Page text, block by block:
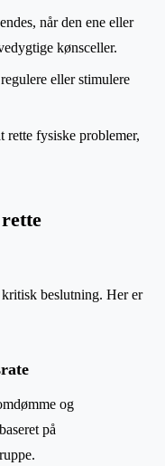
når den ene eller
kønsceller.
eller stimulere
fysiske problemer,
beslutning. Her er
og
på